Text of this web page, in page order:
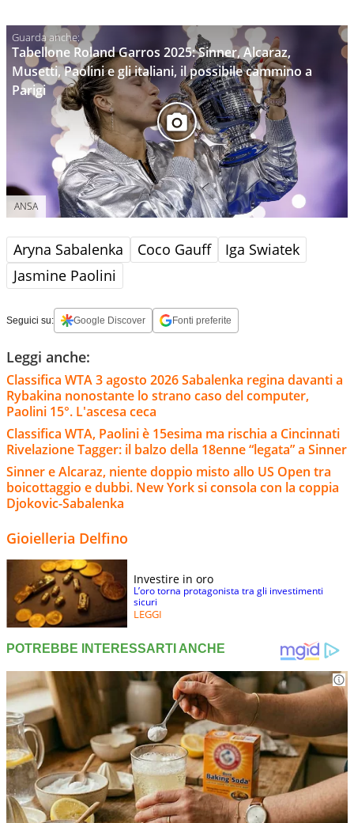
Tabellone Roland Garros 2025: Sinner, Alcaraz,
Musetti, Paolini e gli italiani, il possibile cammino a
Parigi
ANSA
Aryna Sabalenka Coco Gauff
Iga Swiatek
Jasmine Paolini
Seguici su: Google Discover Fonti preferite
Leggi anche:
Classifica WTA 3 agosto 2026 Sabalenka regina davanti a
Rybakina nonostante lo strano caso del computer,
Paolini 15°. L'ascesa ceca
Classifica WTA, Paolini è 15esima ma rischia a Cincinnati
Rivelazione Tagger: il balzo della 18enne “legata” a Sinner
Sinner e Alcaraz, niente doppio misto allo US Open tra
boicottaggio e dubbi. New York si consola con la coppia
Djokovic-Sabalenka
Gioielleria Delfino
Investire in oro
L’oro torna protagonista tra gli investimenti
sicuri
LEGGI